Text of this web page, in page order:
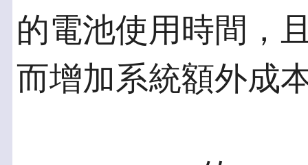
的電池使用時間，
而增加系統額外成